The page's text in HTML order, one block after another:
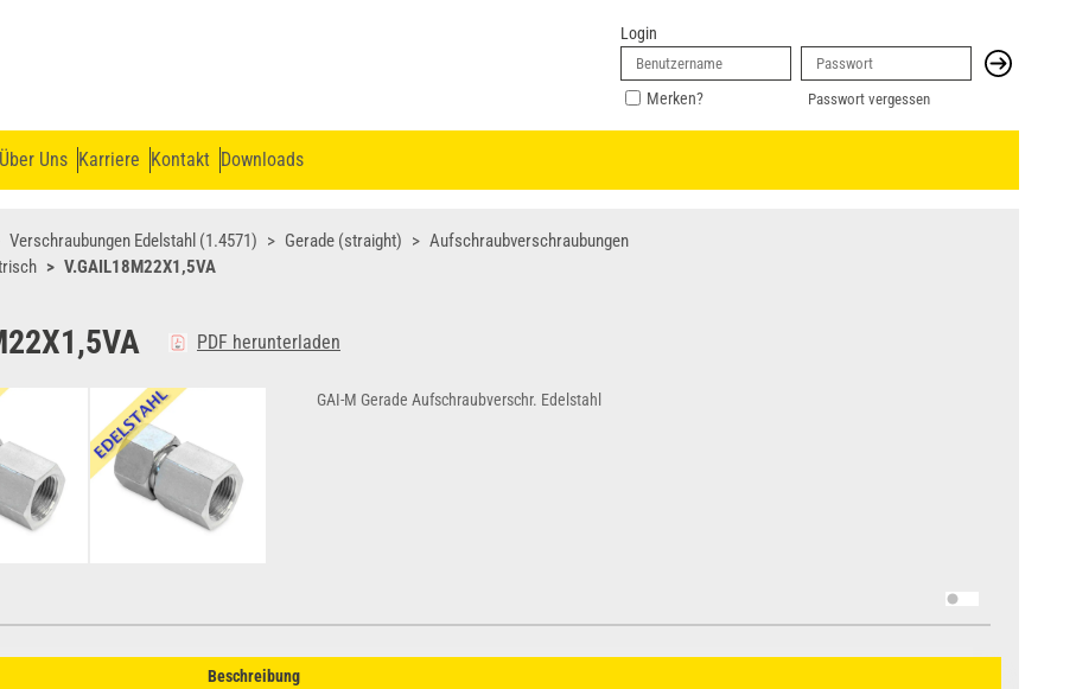
Login
Merken? Passwort vergessen
Über Uns Karriere Kontakt Downloads
Verschraubungen Edelstahl (1.4571) Gerade (straight)
Aufschraubverschraubungen
V.GAIL18M22X1,5VA
PDF herunterladen
GAI-M Gerade Aufschraubverschr. Edelstahl
Beschreibung